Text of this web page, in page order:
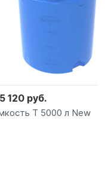
120 руб.
T 5000 л New